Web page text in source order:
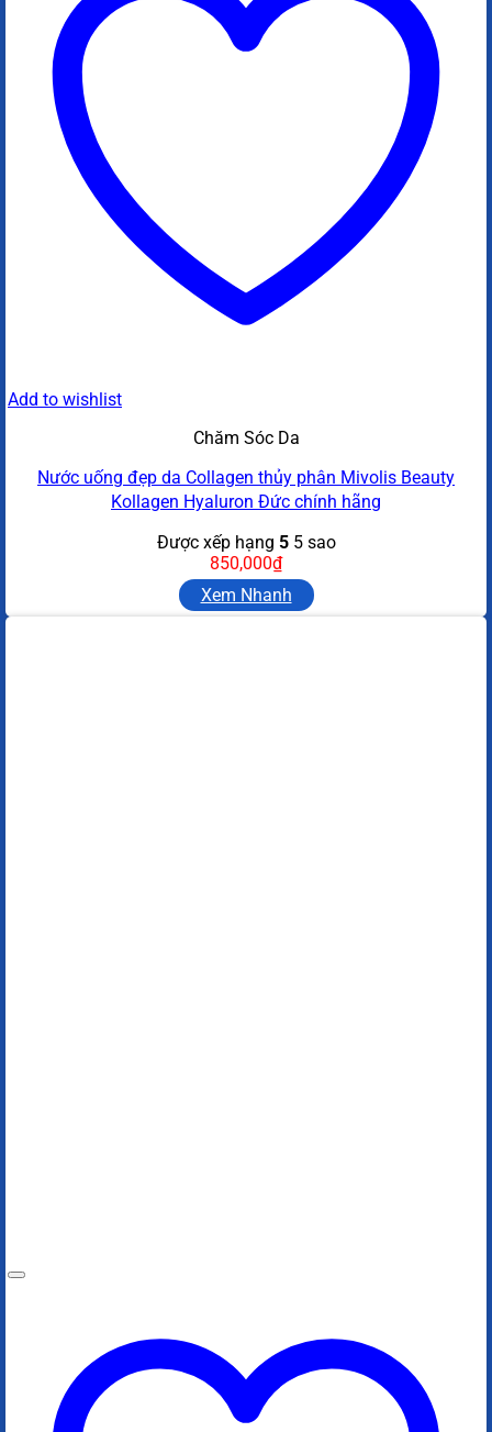
Add to wishlist
Chăm Sóc Da
Nước uống đẹp da Collagen thủy phân Mivolis Beauty
Kollagen Hyaluron Đức chính hãng
Được xếp hạng 55 sao
850,000₫
Xem Nhanh